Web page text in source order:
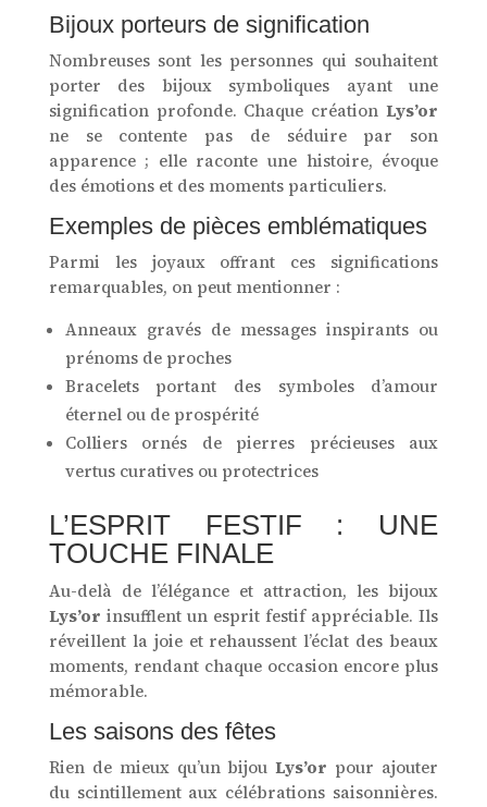
Bijoux porteurs de signification
Nombreuses sont les personnes qui souhaitent
porter des bijoux symboliques ayant une
signification profonde. Chaque créationLys’or
ne se contente pas de séduire par son
apparence ; elle raconte une histoire, évoque
des émotions et des moments particuliers.
Exemples de pièces emblématiques
Parmi les joyaux offrant ces significations
remarquables, on peut mentionner :
Anneaux gravés de messages inspirants ou
prénoms de proches
Bracelets portant des symboles d’amour
éternel ou de prospérité
Colliers ornés de pierres précieuses aux
vertus curatives ou protectrices
L’ESPRIT FESTIF : UNE
TOUCHE FINALE
Au-delà de l’élégance et attraction, les bijoux
Lys’or insufflent un esprit festif appréciable. Ils
réveillent la joie et rehaussent l’éclat des beaux
moments, rendant chaque occasion encore plus
mémorable.
Les saisons des fêtes
Rien de mieux qu’un bijouLys’or pour ajouter
du scintillement aux célébrations saisonnières.